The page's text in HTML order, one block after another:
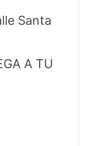
Santa
A TU